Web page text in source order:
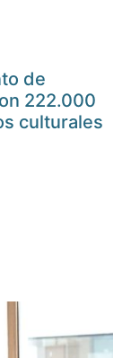
de
222.000
culturales